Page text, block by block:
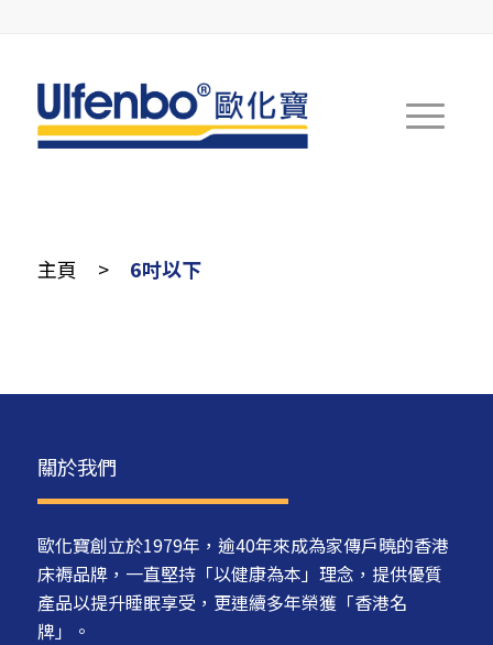
主頁 > 6吋以下
關於我們
歐化寶創立於1979年，逾40年來成為家傳戶曉的香港
床褥品牌，一直堅持「以健康為本」理念，提供優質
產品以提升睡眠享受，更連續多年榮獲「香港名
牌」。